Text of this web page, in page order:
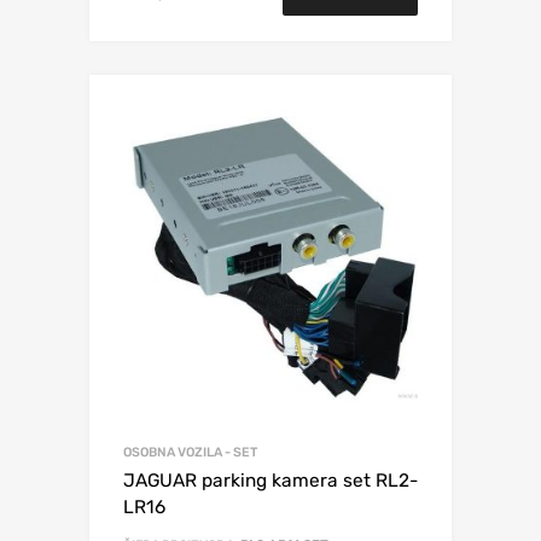
OSOBNA VOZILA - SET
JAGUAR parking kamera set RL2-
LR16